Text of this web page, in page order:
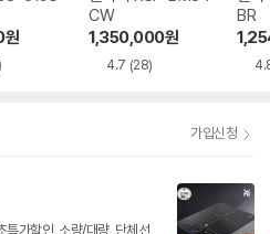
원
CW
1,350,000원
4.7 (28)
BR
가입신청
특가할인, 소량/대량, 단체선